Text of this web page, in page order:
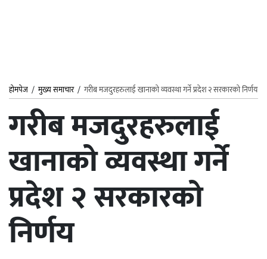
होमपेज /मुख्य समाचार/ गरीब मजदुरहरुलाई खानाको व्यवस्था गर्ने प्रदेश २ सरकारको निर्णय
गरीब मजदुरहरुलाई
खानाको व्यवस्था गर्ने
प्रदेश २ सरकारको
निर्णय